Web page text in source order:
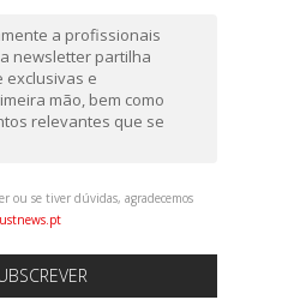
a profissionais
newsletter partilha
exclusivas e
mão, bem como
relevantes que se
ou se tiver dúvidas, agradecemos